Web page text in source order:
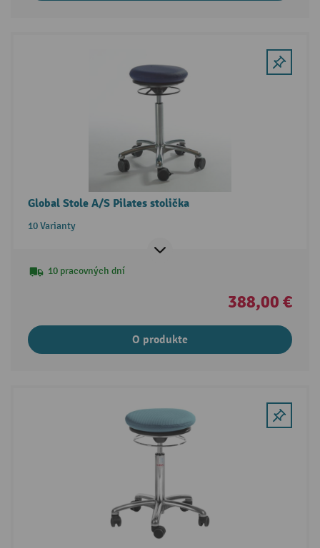
Global Stole A/S Pilates stolička
10 Varianty
10 pracovných dní
388,00 €
O produkte